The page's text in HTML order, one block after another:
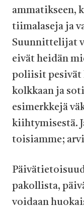
ammatikseen,
tiimalaseja ja
Suunnittelijat
eivät heidän
poliisit pesivät
kolkkaan ja
esimerkkejä
kiihtymisestä.
toisiamme;
pakollista,
voidaan